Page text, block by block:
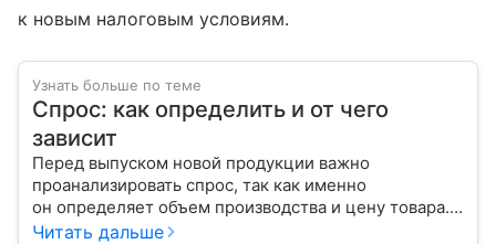
к новым налоговым условиям.
Узнать больше по теме
Спрос: как определить и от чего
зависит
Перед выпуском новой продукции важно
проанализировать спрос, так как именно
он определяет объем производства и цену товара.
С помощью эксперта расскажем, как рассчитать
Читать дальше